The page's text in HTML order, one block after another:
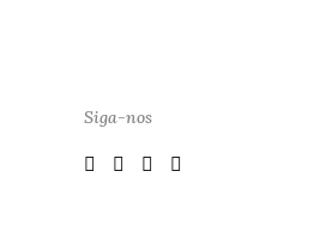
Siga-nos